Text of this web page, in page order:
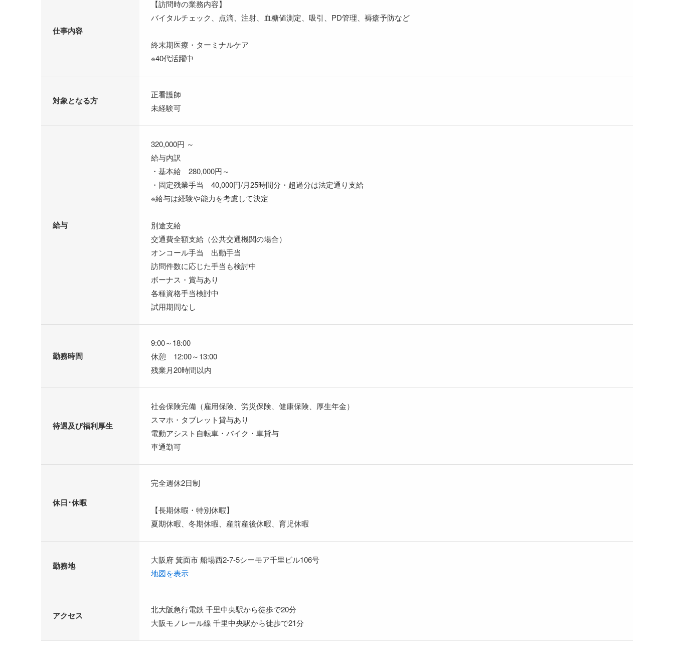
仕事内容
【訪問時の業務内容】
バイタルチェック、点滴、注射、血糖値測定、吸引、PD管理、褥瘡予防など
終末期医療・ターミナルケア
※40代活躍中
対象となる方
正看護師
未経験可
給与
320,000円 ～
給与内訳
・基本給 280,000円～
・固定残業手当 40,000円/月25時間分・超過分は法定通り支給
※給与は経験や能力を考慮して決定
別途支給
交通費全額支給（公共交通機関の場合）
オンコール手当 出動手当
訪問件数に応じた手当も検討中
ボーナス・賞与あり
各種資格手当検討中
試用期間なし
勤務時間
9:00～18:00
休憩 12:00～13:00
残業月20時間以内
待遇及び福利厚生
社会保険完備（雇用保険、労災保険、健康保険、厚生年金）
スマホ・タブレット貸与あり
電動アシスト自転車・バイク・車貸与
車通勤可
休日･休暇
完全週休2日制
【長期休暇・特別休暇】
夏期休暇、冬期休暇、産前産後休暇、育児休暇
勤務地
大阪府 箕面市 船場西2‐7‐5シーモア千里ビル106号
地図を表示
アクセス
北大阪急行電鉄 千里中央駅から徒歩で20分
大阪モノレール線 千里中央駅から徒歩で21分